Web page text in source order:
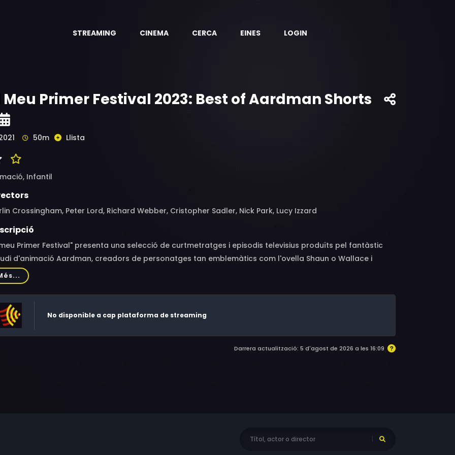
STREAMING CINEMA CERCA EINES LOGIN
Meu Primer Festival 2023: Best of Aardman Shorts
50m Llista
Infantil
Crossingham, Peter Lord, Richard Webber, Cristopher Sadler, Nick Park, Lucy Izzard
Primer Festival" presenta una selecció de curtmetratges i episodis televisius produïts pel fantàstic
d'animació Aardman, creadors de personatges tan emblemàtics com l'ovella Shaun o Wallace i
Una selecció de peces divertides, enginyoses i amb molta plastilina!
No disponible a cap plataforma de streaming
Darrera actualització: 5 d'agost de 2026 a les 16:09